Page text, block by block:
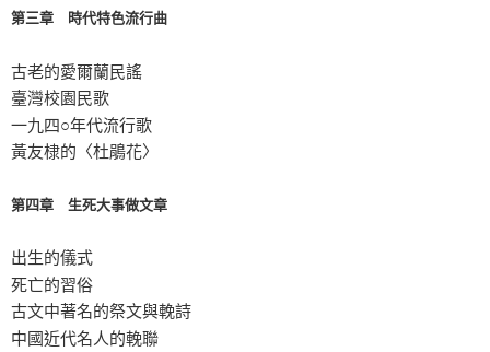
第三章 時代特色流行曲
古老的愛爾蘭民謠
臺灣校園民歌
一九四○年代流行歌
黃友棣的〈杜鵑花〉
第四章 生死大事做文章
出生的儀式
死亡的習俗
古文中著名的祭文與輓詩
中國近代名人的輓聯